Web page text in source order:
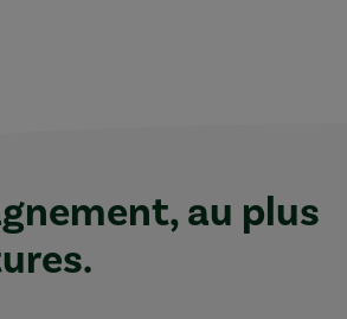
au plus